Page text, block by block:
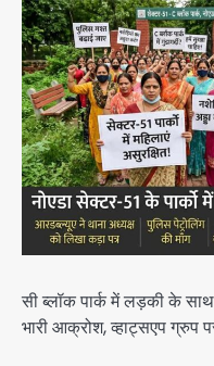
सी ब्लॉक पार्क में लड़की के साथ
भारी आक्रोश, व्हाट्सएप ग्रुप